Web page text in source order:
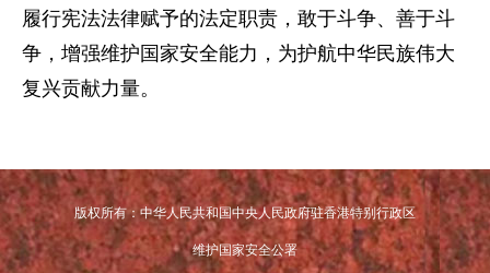
履行宪法法律赋予的法定职责，敢于斗争、善于斗
争，增强维护国家安全能力，为护航中华民族伟大
复兴贡献力量。
版权所有：中华人民共和国中央人民政府驻香港特别行政区
维护国家安全公署